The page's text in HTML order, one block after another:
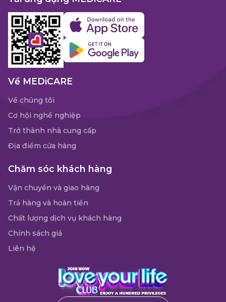
Về MEDiCARE
Về chúng tôi
Cơ hội nghề nghiệp
Trở thành nhà cung cấp
Địa điểm cửa hàng
Chăm sóc khách hàng
Vận chuyển và giao hàng
Trả hàng và hoàn tiền
Chất lượng dịch vụ khách hàng
Chính sách giá
Liên hệ